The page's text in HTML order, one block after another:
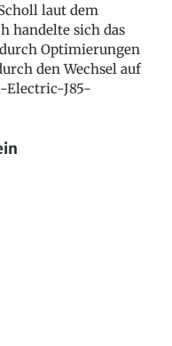
laut dem
handelte sich das
Optimierungen
den Wechsel auf
Electric-J85-